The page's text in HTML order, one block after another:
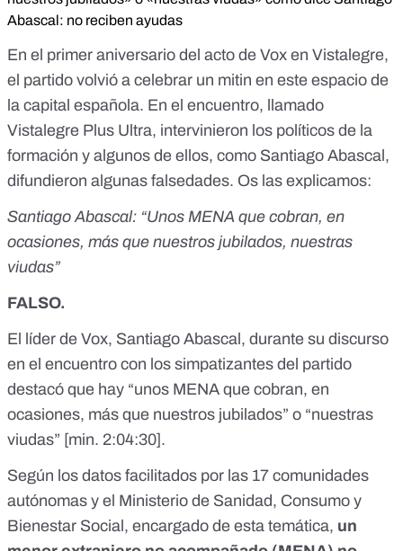
En el primer aniversario del acto de Vox en Vistalegre,
el partido volvió a celebrar un mitin en este espacio de
la capital española. En el encuentro, llamado
Vistalegre Plus Ultra, intervinieron los políticos de la
formación y algunos de ellos, como Santiago Abascal,
difundieron algunas falsedades. Os las explicamos:
Santiago Abascal: “Unos MENA que cobran, en
ocasiones, más que nuestros jubilados, nuestras
viudas”
FALSO.
El líder de Vox, Santiago Abascal, durante su discurso
en el encuentro con los simpatizantes del partido
destacó que hay “unos MENA que cobran, en
ocasiones, más que nuestros jubilados” o “nuestras
viudas” [min. 2:04:30].
Según los datos facilitados por las 17 comunidades
autónomas y el Ministerio de Sanidad, Consumo y
Bienestar Social, encargado de esta temática, un